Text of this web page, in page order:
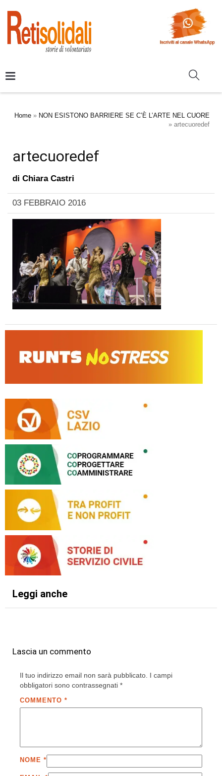
Home » NON ESISTONO BARRIERE SE C’È L’ARTE NEL CUORE
» artecuoredef
artecuoredef
di Chiara Castri
03 FEBBRAIO 2016
Leggi anche
Lascia un commento
Il tuo indirizzo email non sarà pubblicato. I campi
obbligatori sono contrassegnati *
COMMENTO *
NOME *